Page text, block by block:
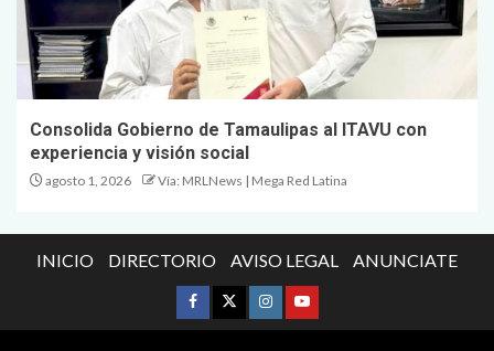
Consolida Gobierno de Tamaulipas al ITAVU con
experiencia y visión social
agosto 1, 2026 Vía: MRLNews | Mega Red Latina
INICIO DIRECTORIO AVISO LEGAL ANUNCIATE